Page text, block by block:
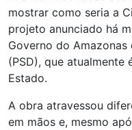
mostrar como seria a
projeto anunciado há
Governo do
(PSD), que
Estado.
A obra atravessou
em mãos e, mesmo